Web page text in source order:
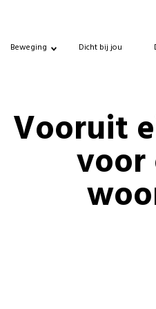
Beweging Dicht bij jou
Vooruit
voor